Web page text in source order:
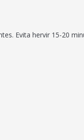
Evita hervir 15-20